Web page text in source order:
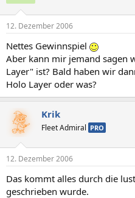
12. Dezember 2006
Nettes Gewinnspiel
Aber kann mir jemand sagen
Layer" ist? Bald haben wir
Holo Layer oder was?
Krik
Fleet Admiral PRO
12. Dezember 2006
Das kommt alles durch die
geschrieben wurde.